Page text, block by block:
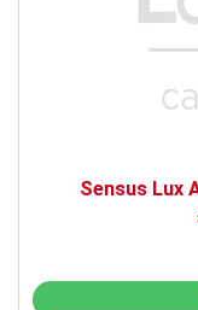
Sensus Lux